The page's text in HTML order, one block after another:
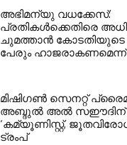
അഭിമന്യു വധക്കേസ്:
പ്രതികൾക്കെതിരെ
ചുമത്താൻ കോടതിയുടെ
പേരും ഹാജരാകണമെന്ന്
മിഷിഗൺ സെനറ്റ്
അബ്ദുൽ അൽ സഈദിന്
‘കമ്യൂണിസ്റ്റ്,
ട്രംപ്